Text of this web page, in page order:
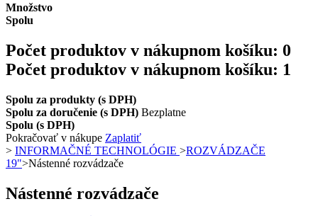
Množstvo
Spolu
Počet produktov v nákupnom košíku: 0
Počet produktov v nákupnom košíku: 1
Spolu za produkty (s DPH)
Spolu za doručenie (s DPH) Bezplatne
Spolu (s DPH)
Pokračovať v nákupe Zaplatiť
> INFORMAČNÉ TECHNOLÓGIE >ROZVÁDZAČE
19">Nástenné rozvádzače
Nástenné rozvádzače